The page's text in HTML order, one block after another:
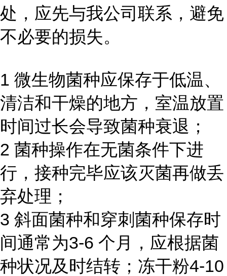
处，应先与我公司联系，避免
不必要的损失。
1 微生物菌种应保存于低温、
清洁和干燥的地方，室温放置
时间过长会导致菌种衰退；
2 菌种操作在无菌条件下进
行，接种完毕应该灭菌再做丢
弃处理；
3 斜面菌种和穿刺菌种保存时
间通常为3-6 个月，应根据菌
种状况及时结转；冻干粉4-10